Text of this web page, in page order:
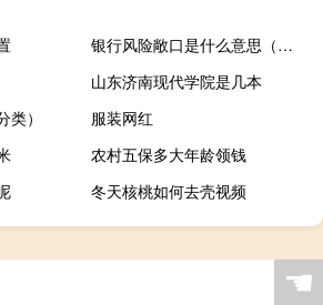
银行风险敞口是什么意思（银行风险敞口是什么意思）
山东济南现代学院是几本
）
服装网红
农村五保多大年龄领钱
冬天核桃如何去壳视频
☚